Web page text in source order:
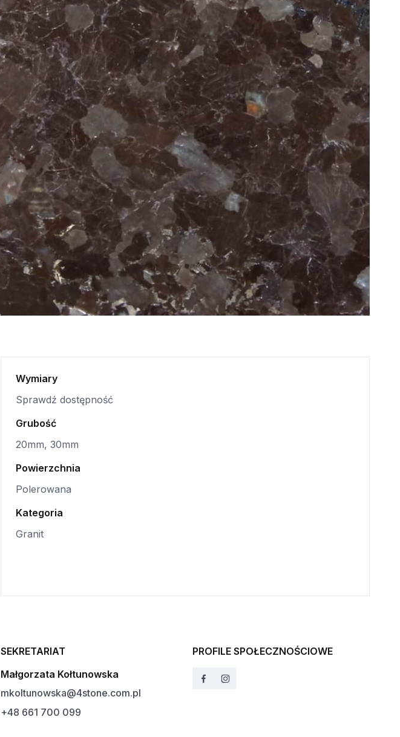
Wymiary
Sprawdź dostępność
Grubość
20mm, 30mm
Powierzchnia
Polerowana
Kategoria
Granit
SEKRETARIAT
Małgorzata Kołtunowska
mkoltunowska@4stone.com.pl
+48 661 700 099
PROFILE SPOŁECZNOŚCIOWE